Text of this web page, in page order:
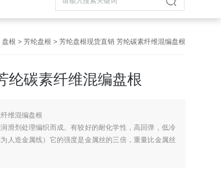
盘根 > 芳纶盘根 > 芳纶盘根现货直销 芳纶碳素纤维混编盘根
纶碳素纤维混编盘根
维混编盘根
滑剂处理编织而成。有较好的耐化学性，高回弹，低冷
人造金属线）它的强度是金属丝的三倍，重量比金属丝